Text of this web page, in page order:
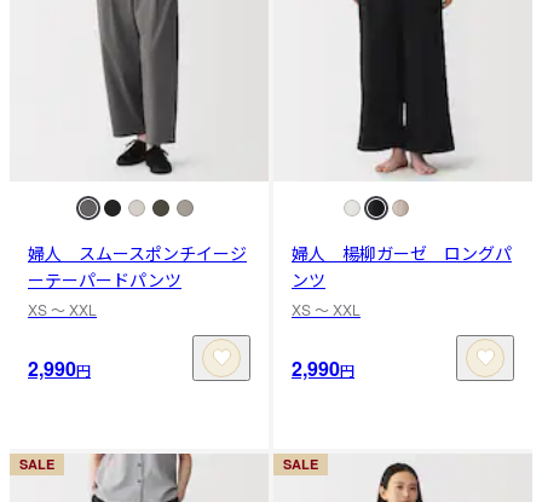
婦人 スムースポンチイージ
ーテーパードパンツ
XS 〜 XXL
2,990円
婦人 楊柳ガーゼ ロングパ
ンツ
XS 〜 XXL
2,990円
SALE SALE